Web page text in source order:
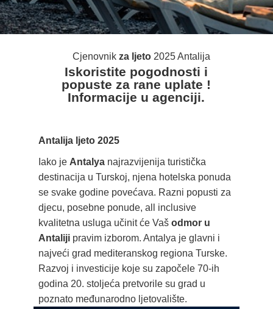
Cjenovnikza ljeto 2025 Antalija
Iskoristite pogodnosti i
popuste za rane uplate !
Informacije u agenciji.
Antalija ljeto 2025
Iako je Antalyanajrazvijenija turistička
destinacija u Turskoj, njena hotelska ponuda
se svake godine povećava. Razni popusti za
djecu, posebne ponude, all inclusive
kvalitetna usluga učinit će Vaš odmor u
Antalijipravim izborom. Antalya je glavni i
najveći grad mediteranskog regiona Turske.
Razvoj i investicije koje su započele 70-ih
godina 20. stoljeća pretvorile su grad u
poznato međunarodno ljetovalište.